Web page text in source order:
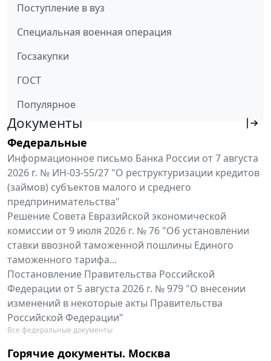
Поступление в вуз
Специальная военная операция
Госзакупки
ГОСТ
Популярное
Документы
Федеральные
Информационное письмо Банка России от 7 августа
2026 г. № ИН-03-55/27 "О реструктуризации кредитов
(займов) субъектов малого и среднего
предпринимательства"
Решение Совета Евразийской экономической
комиссии от 9 июля 2026 г. № 76 "Об установлении
ставки ввозной таможенной пошлины Единого
таможенного тарифа...
Постановление Правительства Российской
Федерации от 5 августа 2026 г. № 979 "О внесении
изменений в некоторые акты Правительства
Российской Федерации"
Все федеральные документы
Горячие документы. Москва